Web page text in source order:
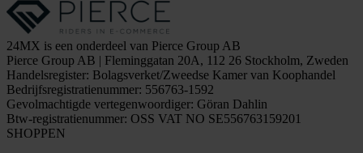
24MX is een onderdeel van Pierce Group AB
Pierce Group AB | Fleminggatan 20A, 112 26 Stockholm, Zweden
Handelsregister: Bolagsverket/Zweedse Kamer van Koophandel
Bedrijfsregistratienummer: 556763-1592
Gevolmachtigde vertegenwoordiger: Göran Dahlin
Btw-registratienummer: OSS VAT NO SE556763159201
SHOPPEN